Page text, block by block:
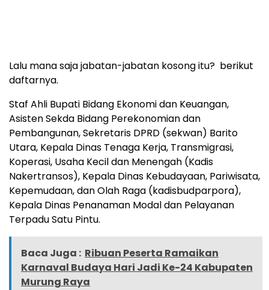
Lalu mana saja jabatan-jabatan kosong itu? berikut
daftarnya.
Staf Ahli Bupati Bidang Ekonomi dan Keuangan,
Asisten Sekda Bidang Perekonomian dan
Pembangunan, Sekretaris DPRD (sekwan) Barito
Utara, Kepala Dinas Tenaga Kerja, Transmigrasi,
Koperasi, Usaha Kecil dan Menengah (Kadis
Nakertransos), Kepala Dinas Kebudayaan, Pariwisata,
Kepemudaan, dan Olah Raga (kadisbudparpora),
Kepala Dinas Penanaman Modal dan Pelayanan
Terpadu Satu Pintu.
Baca Juga : Ribuan Peserta Ramaikan
Karnaval Budaya Hari Jadi Ke-24 Kabupaten
Murung Raya